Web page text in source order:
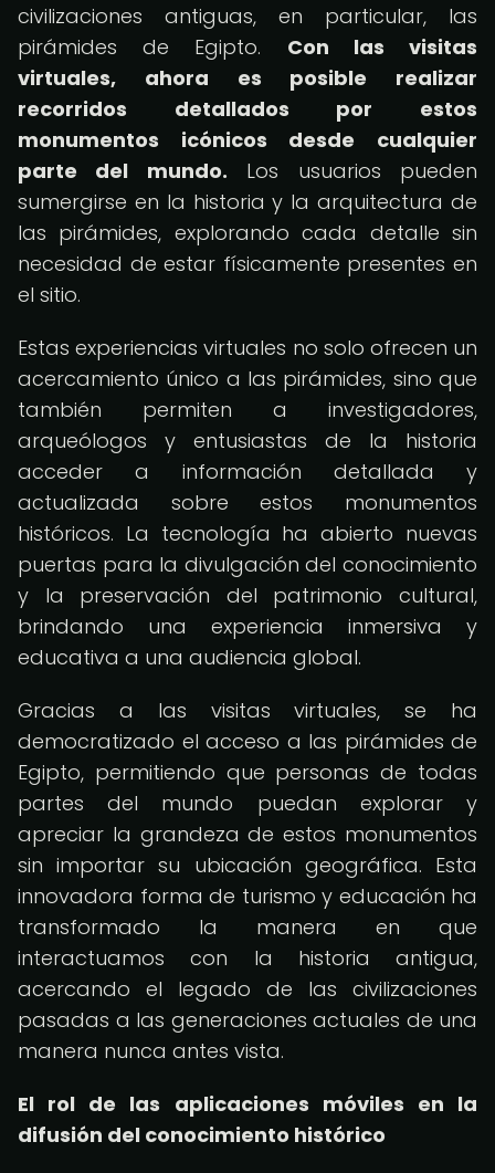
civilizaciones antiguas, en particular, las
pirámides de Egipto. Con las visitas
virtuales, ahora es posible realizar
recorridos detallados por estos
monumentos icónicos desde cualquier
parte del mundo. Los usuarios pueden
sumergirse en la historia y la arquitectura de
las pirámides, explorando cada detalle sin
necesidad de estar físicamente presentes en
el sitio.
Estas experiencias virtuales no solo ofrecen un
acercamiento único a las pirámides, sino que
también permiten a investigadores,
arqueólogos y entusiastas de la historia
acceder a información detallada y
actualizada sobre estos monumentos
históricos. La tecnología ha abierto nuevas
puertas para la divulgación del conocimiento
y la preservación del patrimonio cultural,
brindando una experiencia inmersiva y
educativa a una audiencia global.
Gracias a las visitas virtuales, se ha
democratizado el acceso a las pirámides de
Egipto, permitiendo que personas de todas
partes del mundo puedan explorar y
apreciar la grandeza de estos monumentos
sin importar su ubicación geográfica. Esta
innovadora forma de turismo y educación ha
transformado la manera en que
interactuamos con la historia antigua,
acercando el legado de las civilizaciones
pasadas a las generaciones actuales de una
manera nunca antes vista.
El rol de las aplicaciones móviles en la
difusión del conocimiento histórico